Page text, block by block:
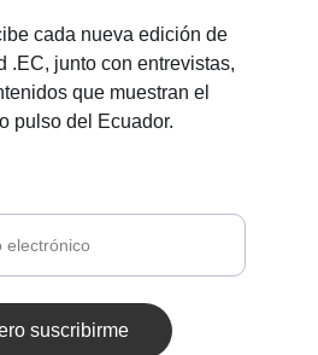
suscribirme
cada nueva edición de
.EC, junto con entrevistas,
que muestran el
pulso del Ecuador.